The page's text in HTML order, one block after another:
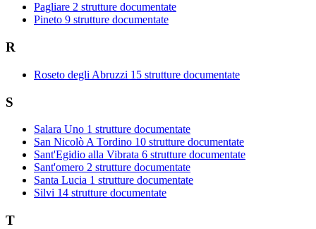
Pagliare 2 strutture documentate
Pineto 9 strutture documentate
R
Roseto degli Abruzzi 15 strutture documentate
S
Salara Uno 1 strutture documentate
San Nicolò A Tordino 10 strutture documentate
Sant'Egidio alla Vibrata 6 strutture documentate
Sant'omero 2 strutture documentate
Santa Lucia 1 strutture documentate
Silvi 14 strutture documentate
T